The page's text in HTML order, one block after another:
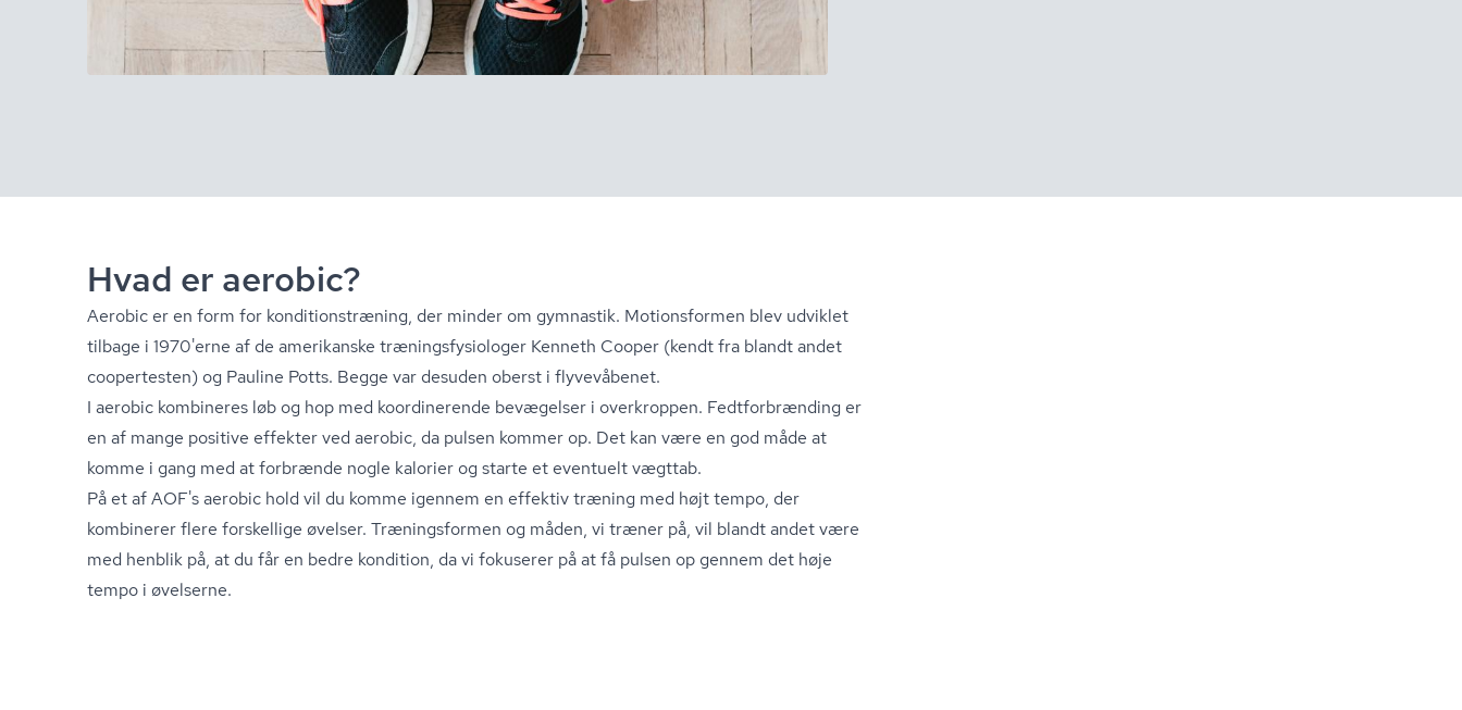
Hvad er aerobic?
Aerobic er en form for kon­di­tions­træ­ning, der minder om gymnastik. Motionsformen blev udviklet
tilbage i 1970'erne af de amerikanske træ­nings­fy­si­o­lo­ger Kenneth Cooper (kendt fra blandt andet
coopertesten) og Pauline Potts. Begge var desuden oberst i flyvevåbenet.
I aerobic kombineres løb og hop med koordinerende bevægelser i overkroppen. Fedt­for­bræn­ding er
en af mange positive effekter ved aerobic, da pulsen kommer op. Det kan være en god måde at
komme i gang med at forbrænde nogle kalorier og starte et eventuelt vægttab.
På et af AOF's aerobic hold vil du komme igennem en effektiv træning med højt tempo, der
kombinerer flere forskellige øvelser. Træningsformen og måden, vi træner på, vil blandt andet være
med henblik på, at du får en bedre kondition, da vi fokuserer på at få pulsen op gennem det høje
tempo i øvelserne.